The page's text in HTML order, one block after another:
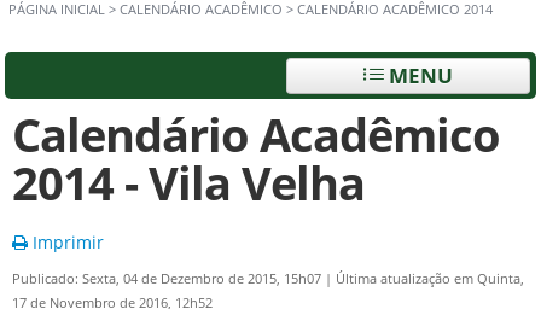
PÁGINA INICIAL > CALENDÁRIO ACADÊMICO > CALENDÁRIO ACADÊMICO 2014
MENU
Calendário Acadêmico
2014 - Vila Velha
Imprimir
Publicado: Sexta, 04 de Dezembro de 2015, 15h07 | Última atualização em Quinta,
17 de Novembro de 2016, 12h52